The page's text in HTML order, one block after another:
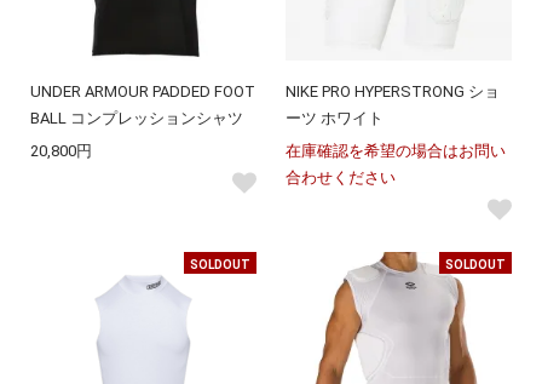
UNDER ARMOUR PADDED FOOT
BALL コンプレッションシャツ
20,800円
NIKE PRO HYPERSTRONG ショ
ーツ ホワイト
在庫確認を希望の場合はお問い
合わせください
SOLDOUT SOLDOUT